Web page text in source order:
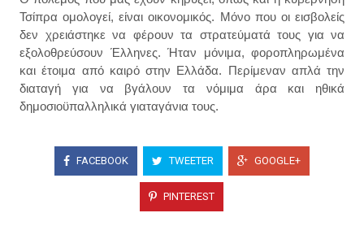
Τσίπρα ομολογεί, είναι οικονομικός. Μόνο που οι εισβολείς
δεν χρειάστηκε να φέρουν τα στρατεύματά τους για να
εξολοθρεύσουν Έλληνες. Ήταν μόνιμα, φοροπληρωμένα
και έτοιμα από καιρό στην Ελλάδα. Περίμεναν απλά την
διαταγή για να βγάλουν τα νόμιμα άρα και ηθικά
δημοσιοϋπαλληλικά γιαταγάνια τους.
FACEBOOK TWEETER GOOGLE+
PINTEREST